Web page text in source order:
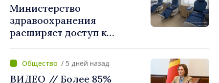
Министерство
здравоохранения
расширяет доступ к
Новоаненской и Сорокской
районных больницах
/ 5 дней назад
ВИДЕО // Более 85%